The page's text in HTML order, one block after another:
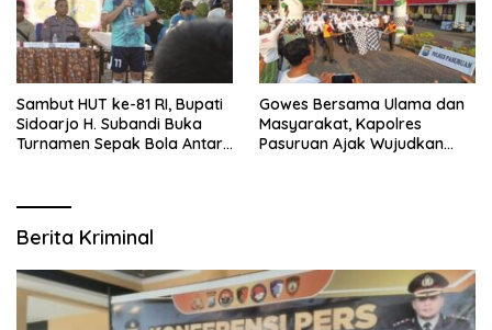
Sambut HUT ke-81 RI, Bupati
Sidoarjo H. Subandi Buka
Turnamen Sepak Bola Antar
Gowes Bersama Ulama dan
Masyarakat, Kapolres
Pasuruan Ajak Wujudkan
Berita Kriminal